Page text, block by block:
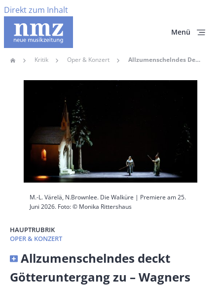
Direkt zum Inhalt
Menü
Home Kritik Oper & Konzert Allzumenschelndes Deckt Götteruntergang Zu – Wagners „Walküre“ Als „ächt Baierischer“ Festspielauftakt In Münchens Staatsoper
M.-L. Värelä, N.Brownlee. Die Walküre | Premiere am 25.
Juni 2026. Foto: © Monika Rittershaus
HAUPTRUBRIK
OPER & KONZERT
Banner
Size
Allzumenschelndes deckt
Götteruntergang zu – Wagners